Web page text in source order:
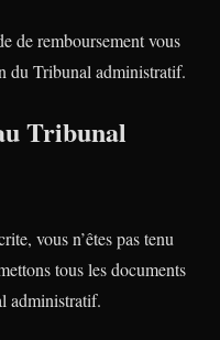
de remboursement vous
du Tribunal administratif.
Tribunal
vous n’êtes pas tenu
tous les documents
administratif.